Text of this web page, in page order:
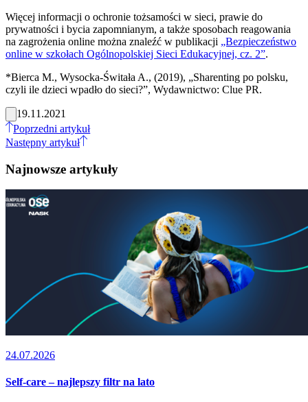
Więcej informacji o ochronie tożsamości w sieci, prawie do
prywatności i bycia zapomnianym, a także sposobach reagowania
na zagrożenia online można znaleźć w publikacji „Bezpieczeństwo
online w szkołach Ogólnopolskiej Sieci Edukacyjnej, cz. 2”.
*Bierca M., Wysocka-Świtała A., (2019), „Sharenting po polsku,
czyli ile dzieci wpadło do sieci?”, Wydawnictwo: Clue PR.
19.11.2021
Poprzedni artykuł
Następny artykuł
Najnowsze artykuły
24.07.2026
Self-care – najlepszy filtr na lato